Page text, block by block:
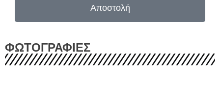
Αποστολή
ΦΩΤΟΓΡΑΦΙΕΣ